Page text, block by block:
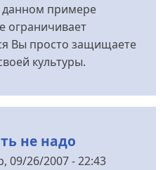
данном примере
ограничивает
Вы просто защищаете
культуры.
не надо
09/26/2007 - 22:43